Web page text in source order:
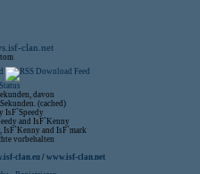
clan.net
davon
(cached)
IsF`Speedy
and IsF`Kenny
and IsF`mark
vorbehalten
clan.eu/ www.isf-clan.net